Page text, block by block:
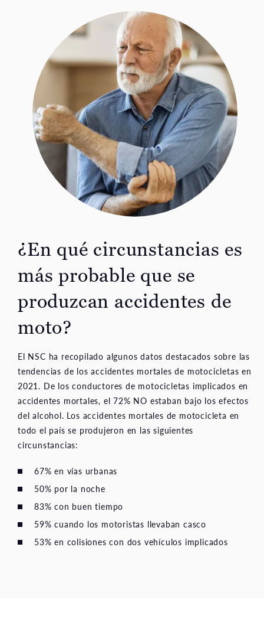
¿En qué circunstancias es
más probable que se
produzcan accidentes de
moto?
El NSC ha recopilado algunos datos destacados sobre las
tendencias de los accidentes mortales de motocicletas en
2021. De los conductores de motocicletas implicados en
accidentes mortales, el 72% NO estaban bajo los efectos
del alcohol. Los accidentes mortales de motocicleta en
todo el país se produjeron en las siguientes
circunstancias:
67% en vías urbanas
50% por la noche
83% con buen tiempo
59% cuando los motoristas llevaban casco
53% en colisiones con dos vehículos implicados